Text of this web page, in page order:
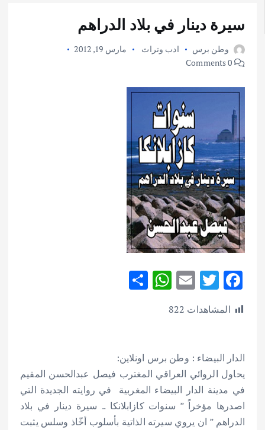
سيرة دينار في بلاد الدراهم
وطن برس ادب وتراث
مارس 19, 2012
F
ac
e
o
o
k
T
w
it
r
E
ai
W
A
p
p
المشاهدات 822
الدار البيضاء : وطن برس اونلاين:
يحاول الروائي العراقي المغترب فيصل عبدالحسن المقيم
في مدينة الدار البيضاء المغربية في روايته الجديدة التي
اصدرها مؤخراً ” سنوات كازابلانكا .. سيرة دينار في بلاد
الدراهم ” ان يروي سيرته الذاتية بأسلوب أخّاذ وسلس يثبت